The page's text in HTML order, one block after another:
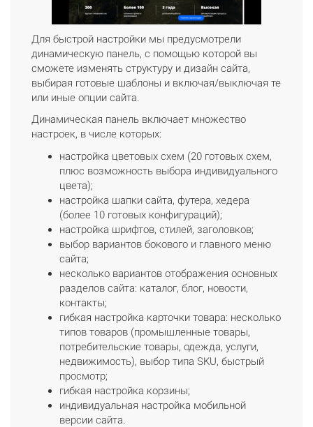
Для быстрой настройки мы предусмотрели
динамическую панель, с помощью которой вы
сможете изменять структуру и дизайн сайта,
выбирая готовые шаблоны и включая/выключая те
или иные опции сайта.
Динамическая панель включает множество
настроек, в числе которых:
настройка цветовых схем (20 готовых схем,
плюс возможность выбора индивидуального
цвета);
настройка шапки сайта, футера, хедера
(более 10 готовых конфигураций);
настройка шрифтов, стилей, заголовков;
выбор вариантов бокового и главного меню
сайта;
несколько вариантов отображения основных
разделов сайта: каталог, блог, новости,
контакты;
гибкая настройка карточки товара: несколько
типов товаров (промышленные товары,
потребительские товары, одежда, услуги,
недвижимость), выбор типа SKU, быстрый
просмотр;
гибкая настройка корзины;
индивидуальная настройка мобильной
версии сайта.